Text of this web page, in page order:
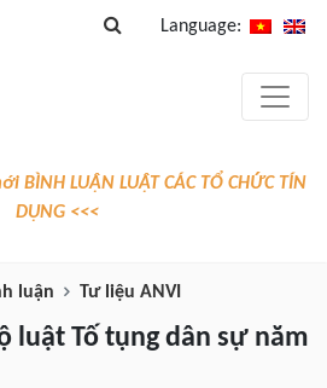
Language:
BÌNH LUẬN LUẬT CÁC TỔ CHỨC TÍN
DỤNG <<<
luận Tư liệu ANVI
luật Tố tụng dân sự năm